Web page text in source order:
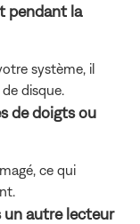
pendant la
système, il
disque.
de doigts ou
ce qui
un autre lecteur